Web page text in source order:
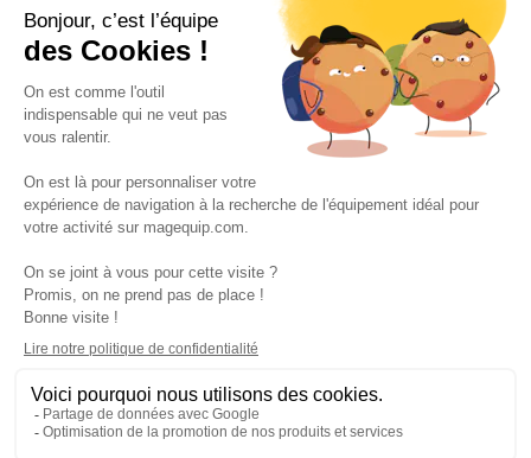
Suivez-nous
VOS SERVICES
VOS DEMANDES
NOTRE SOCIETE
CGV Données personnelles Prix euro HT
Nos partenaires·Guides et conseils